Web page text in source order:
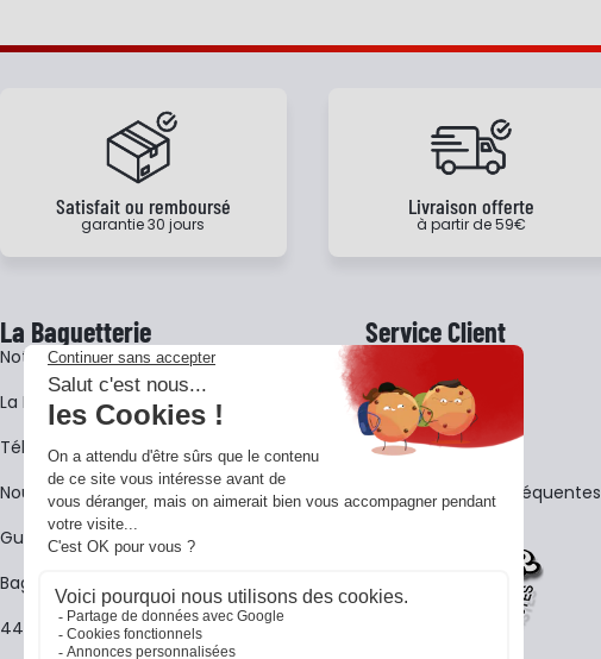
Satisfait ou remboursé
garantie 30 jours
Livraison offerte
à partir de 59€
La Baguetterie
Notre histoire
La BagShow
​Télécharger le catalogue
Nous contacter
Guides La Baguetterie
Baguetterie Shop Online
44 ans de rencontres
Service Client
Garantie 3 ans
CGV
FAQ - Questions Fréquentes